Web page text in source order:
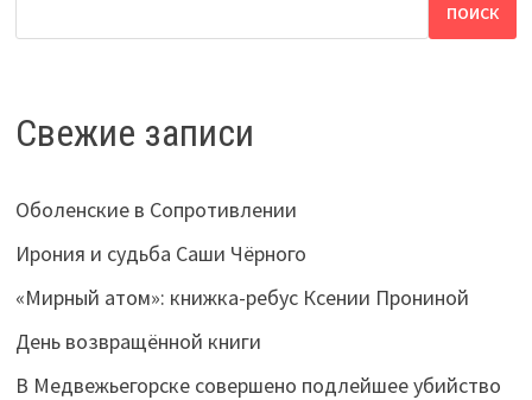
ПОИСК
Свежие записи
Оболенские в Сопротивлении
Ирония и судьба Саши Чёрного
«Мирный атом»: книжка-ребус Ксении Прониной
День возвращённой книги
В Медвежьегорске совершено подлейшее убийство